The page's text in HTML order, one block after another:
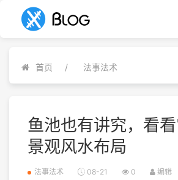
首页 法事法术
鱼池也有讲究，看
景观风水布局
法事法术 08-21 0 编辑